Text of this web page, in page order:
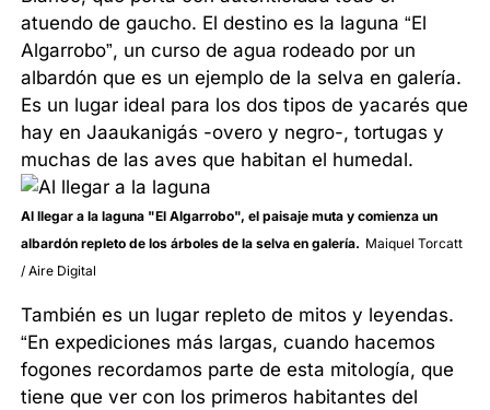
atuendo de gaucho. El destino es la laguna “El
Algarrobo”, un curso de agua rodeado por un
albardón que es un ejemplo de la selva en galería.
Es un lugar ideal para los dos tipos de yacarés que
hay en Jaaukanigás -overo y negro-, tortugas y
muchas de las aves que habitan el humedal.
Al llegar a la laguna "El Algarrobo", el paisaje muta y comienza un
albardón repleto de los árboles de la selva en galería. Maiquel Torcatt
/ Aire Digital
También es un lugar repleto de mitos y leyendas.
“En expediciones más largas, cuando hacemos
fogones recordamos parte de esta mitología, que
tiene que ver con los primeros habitantes del